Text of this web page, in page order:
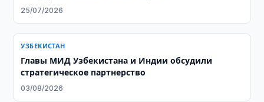
25/07/2026
УЗБЕКИСТАН
Главы МИД Узбекистана и Индии обсудили
стратегическое партнерство
03/08/2026